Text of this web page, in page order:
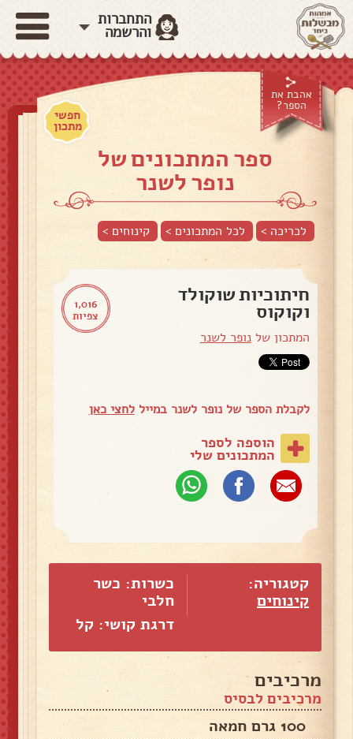
התחברות
והרשמה
אהבת את
הספר?
חפשי
מתכון
ספר המתכונים של
נופר לשנר
לכריכה > לכל המתכונים > קינוחים>
1,016
צפיות
חיתוכיות שוקולד
וקוקוס
המתכון שלנופר לשנר
לקבלת הספר של נופר לשנר במייללחצי כאן
הוספה לספר
המתכונים שלי
קטגוריה:
קינוחים
כשרות: כשר
חלבי
דרגת קושי: קל
מרכיבים
מרכיבים לבסיס
100 גרם חמאה